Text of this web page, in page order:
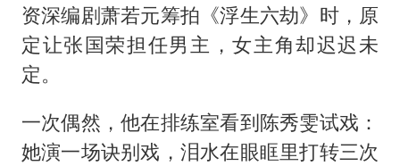
资深编剧萧若元筹拍《浮生六劫》时，原
定让张国荣担任男主，女主角却迟迟未
定。
一次偶然，他在排练室看到陈秀雯试戏：
她演一场诀别戏，泪水在眼眶里打转三次